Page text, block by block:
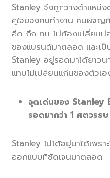
Stanley จึงถูกวางตำแหน่
คู่ใจของคนทำงาน คนผจญ
อึด ถึก ทน ไม่ต้องเปลี่ยนบ่
ของแบรนด์มาตลอด และเ
Stanley อยู่รอดมาได้ยาว
แทบไม่เปลี่ยนแก่นของตัวเอ
จุดเด่นของ Stanley
รอดมากว่า 1 ศตวรรษ
Stanley ไม่ได้อยู่มาได้เพรา
ออกแบบที่ชัดเจนมาตลอด